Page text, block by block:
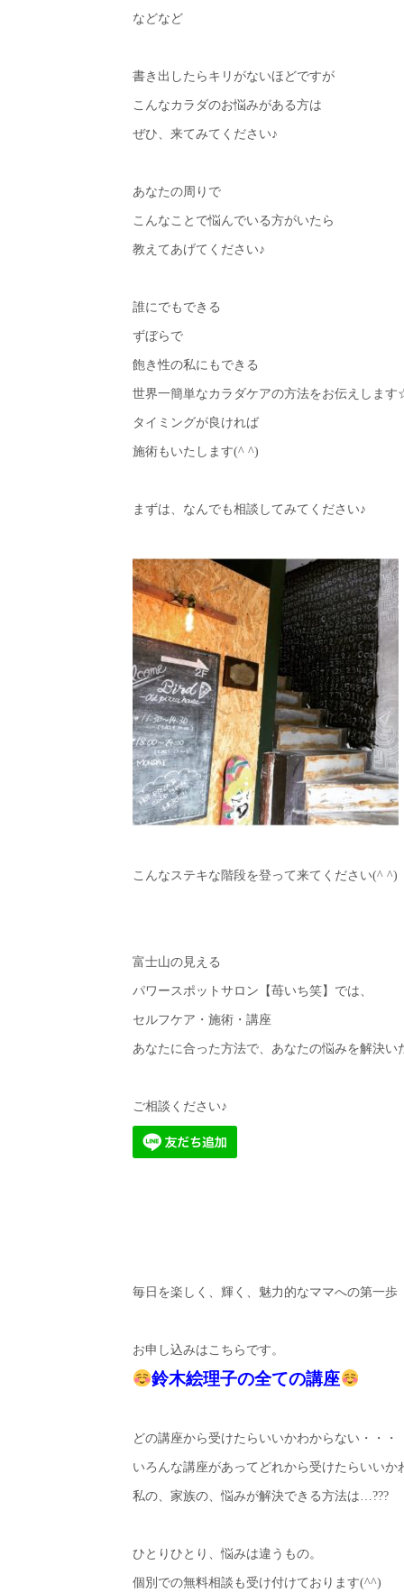
などなど
書き出したらキリがないほどですが
こんなカラダのお悩みがある方は
ぜひ、来てみてください♪
あなたの周りで
こんなことで悩んでいる方がいたら
教えてあげてください♪
誰にでもできる
ずぼらで
飽き性の私にもできる
世界一簡単なカラダケアの方法をお伝えしま
タイミングが良ければ
施術もいたします(^ ^)
まずは、なんでも相談してみてください♪
こんなステキな階段を登って来てください(^ ^)
富士山の見える
パワースポットサロン【苺いち笑】では、
セルフケア・施術・講座
あなたに合った方法で、あなたの悩みを解決い
ご相談ください♪
毎日を楽しく、輝く、魅力的なママへの第一歩
お申し込みはこちらです。
鈴木絵理子の全ての講座
どの講座から受けたらいいかわからない・・・
いろんな講座があってどれから受けたらいい
私の、家族の、悩みが解決できる方法は…???
ひとりひとり、悩みは違うもの。
個別での無料相談も受け付けております(^^)